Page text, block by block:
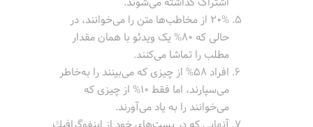
20% از مخاطب‌ها متن را می‌خوانند، در
حالی که 80% یک ویدئو با همان مقدار
مطلب را تماشا می‌کنند.
افراد 58% از چیزی که می‌بینند را به‌خاطر
می‌سپارند، اما فقط 10% از چیزی که
می‌خوانند را به یاد می‌آورند.